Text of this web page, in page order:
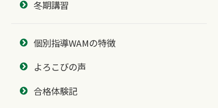
冬期講習
個別指導WAMの特徴
よろこびの声
合格体験記